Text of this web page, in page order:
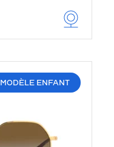
MODÈLE ENFANT